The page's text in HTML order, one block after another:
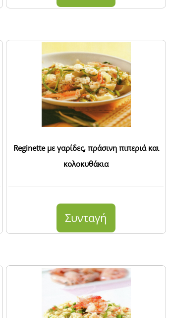
Reginette με γαρίδες, πράσινη πιπεριά και
κολοκυθάκια
Συνταγή